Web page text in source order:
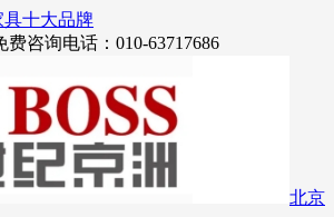
具十大品牌
费咨询电话：010-63717686
北京